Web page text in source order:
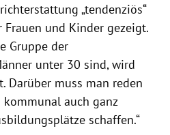
„tendenziös“
Frauen und Kinder gezeigt.
Gruppe der
unter 30 sind, wird
Darüber muss man reden
auch ganz
schaffen.“